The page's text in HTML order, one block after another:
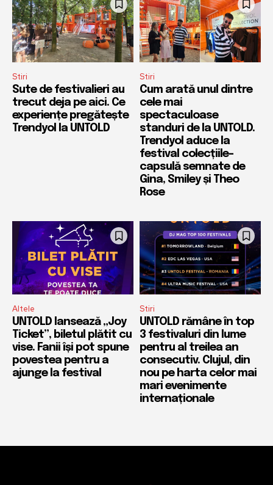
Stiri
Sute de festivalieri au
trecut deja pe aici. Ce
experiențe pregătește
Trendyol la UNTOLD
Stiri
Cum arată unul dintre
cele mai
spectaculoase
standuri de la UNTOLD.
Trendyol aduce la
festival colecțiile-
capsulă semnate de
Gina, Smiley și Theo
Rose
Altele
UNTOLD lansează „Joy
Ticket”, biletul plătit cu
vise. Fanii își pot spune
povestea pentru a
ajunge la festival
Stiri
UNTOLD rămâne în top
3 festivaluri din lume
pentru al treilea an
consecutiv. Clujul, din
nou pe harta celor mai
mari evenimente
internaționale